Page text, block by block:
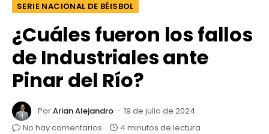
SERIE NACIONAL DE BÉISBOL
¿Cuáles fueron los fallos
de Industriales ante
Pinar del Río?
PorArian Alejandro
19 de julio de 2024
No hay comentarios
4 minutos de lectura